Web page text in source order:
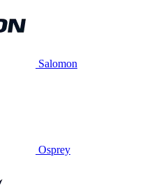
Salomon
Osprey